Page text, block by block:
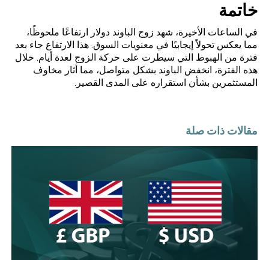
خاتمة
في الساعات الأخيرة، شهد زوج الباوند دولار ارتفاعًا ملحوظًا،
مما يعكس تحولاً إيجابيًا في معنويات السوق. هذا الارتفاع جاء بعد
فترة من الهبوط التي سيطرت على حركة الزوج لعدة أيام. خلال
هذه الفترة، انخفض الباوند بشكل متواصل، مما أثار مخاوف
المستثمرين بشأن استقراره على المدى القصير.
مقالات ذات صلة